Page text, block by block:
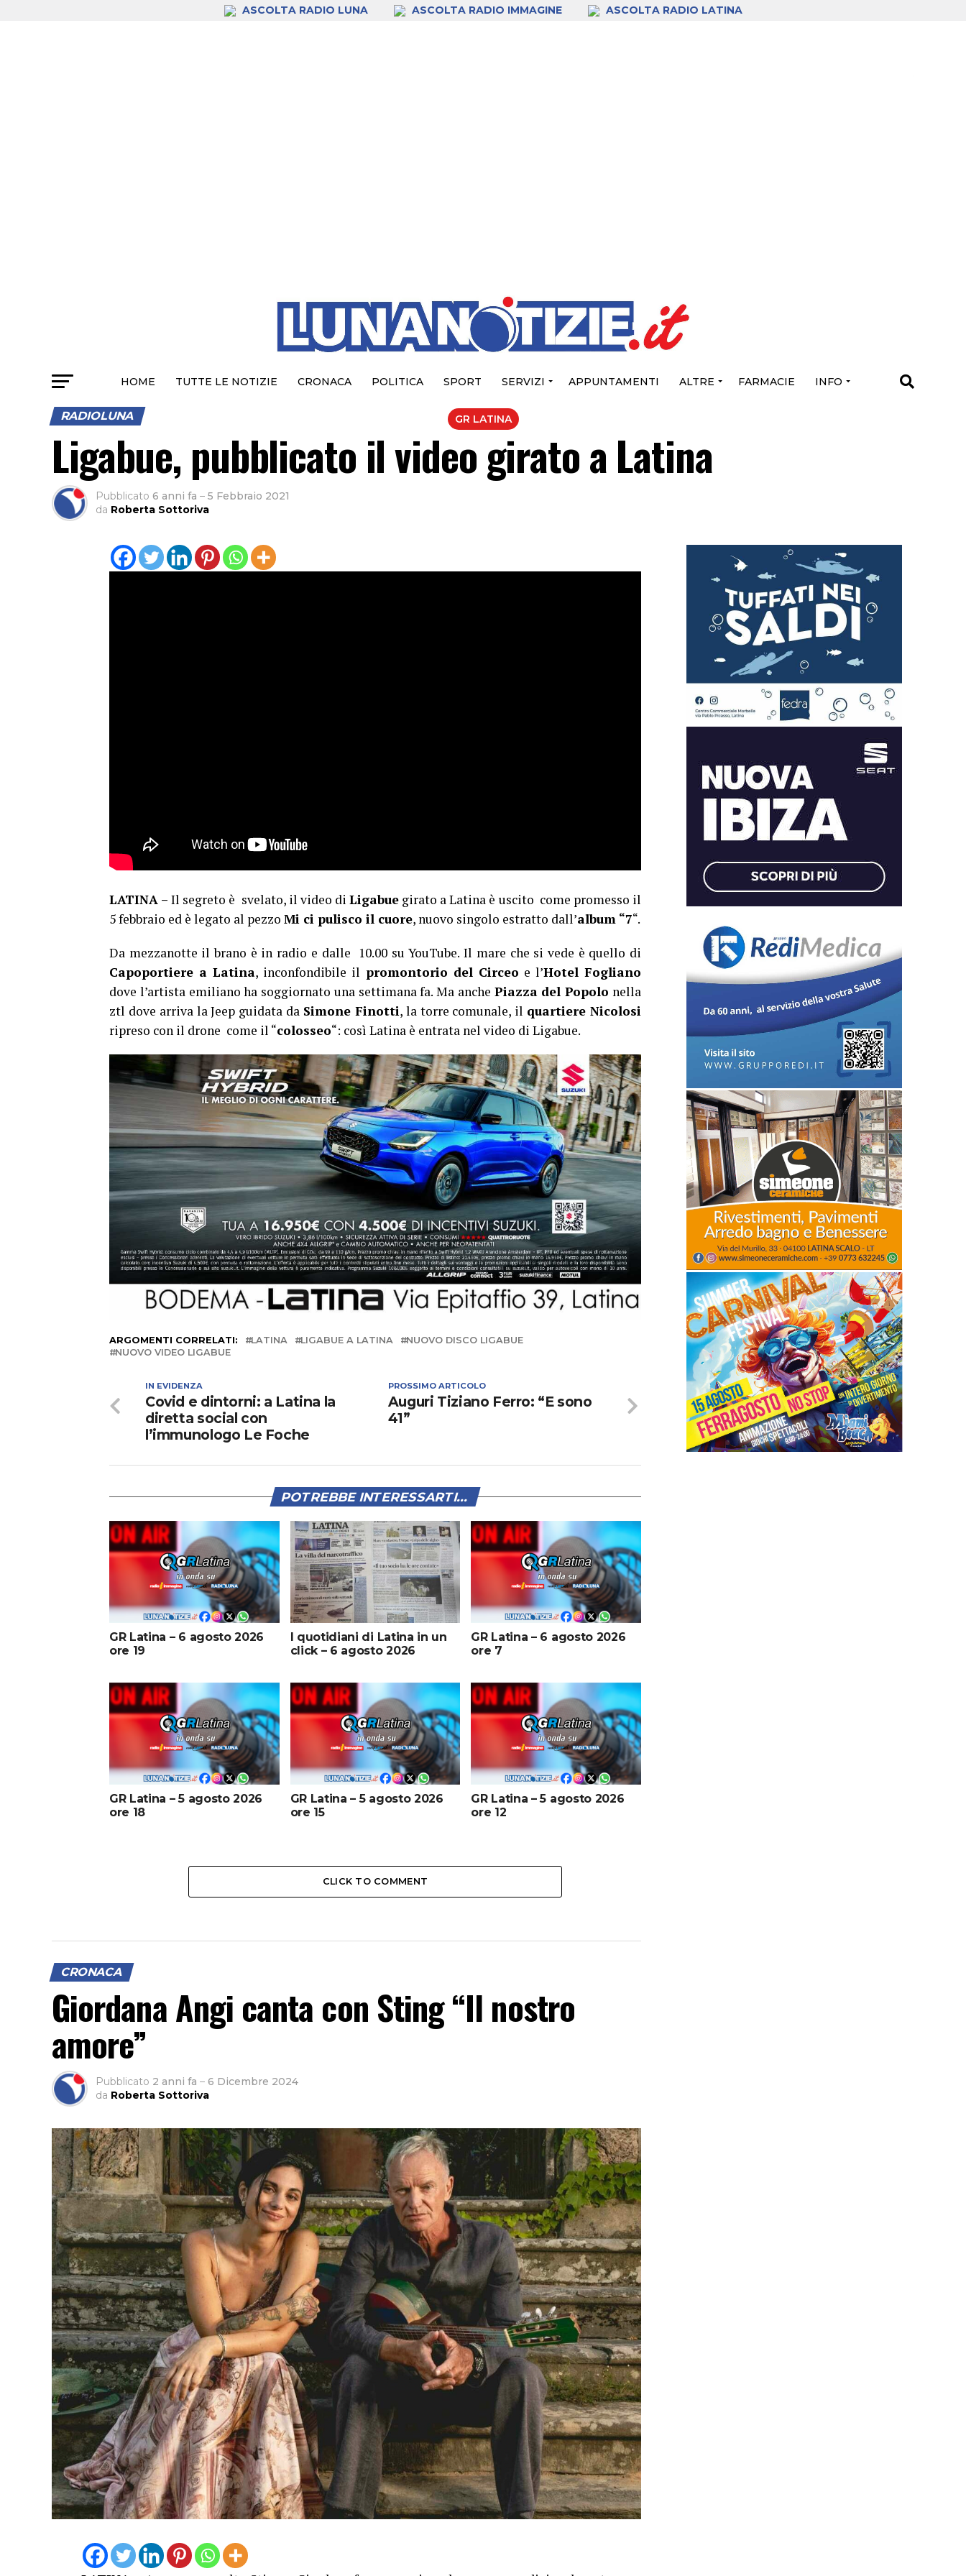
ASCOLTA RADIO LUNA ASCOLTA RADIO IMMAGINE ASCOLTA RADIO LATINA
HOME TUTTE LE NOTIZIE CRONACA POLITICA SPORT SERVIZI APPUNTAMENTI ALTRE FARMACIE INFO
GR LATINA
RADIOLUNA
Ligabue, pubblicato il video girato a Latina
Pubblicato 6 anni fa – 5 Febbraio 2021
da Roberta Sottoriva
LATINA – Il segreto è svelato, il video diLigabue girato a Latina è uscito come promesso il
5 febbraio ed è legato al pezzo Mi ci pulisco il cuore, nuovo singolo estratto dall’album “7“.
Da mezzanotte il brano è in radio e dalle 10.00 su YouTube. Il mare che si vede è quello di
Capoportiere a Latina, inconfondibile il promontorio del Circeo e l’Hotel Fogliano
dove l’artista emiliano ha soggiornato una settimana fa. Ma anche Piazza del Popolo nella
ztl dove arriva la Jeep guidata da Simone Finotti, la torre comunale, il quartiere Nicolosi
ripreso con il drone come il “colosseo“: così Latina è entrata nel video di Ligabue.
ARGOMENTI CORRELATI: LATINA LIGABUE A LATINA
NUOVO DISCO LIGABUE
NUOVO VIDEO LIGABUE
PROSSIMO ARTICOLO
Auguri Tiziano Ferro: “E sono
41”
IN EVIDENZA
Covid e dintorni: a Latina la
diretta social con
l’immunologo Le Foche
POTREBBE INTERESSARTI...
GR Latina – 6 agosto 2026
ore 19
I quotidiani di Latina in un
click – 6 agosto 2026
GR Latina – 6 agosto 2026
ore 7
GR Latina – 5 agosto 2026
ore 18
GR Latina – 5 agosto 2026
ore 15
GR Latina – 5 agosto 2026
ore 12
CLICK TO COMMENT
CRONACA
Giordana Angi canta con Sting “Il nostro
amore”
Pubblicato 2 anni fa – 6 Dicembre 2024
da Roberta Sottoriva